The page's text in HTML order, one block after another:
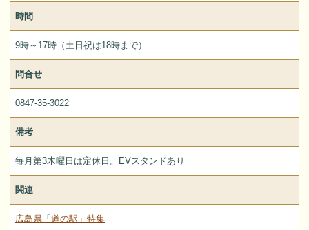
時間
9時～17時（土日祝は18時まで）
問合せ
0847-35-3022
備考
毎月第3木曜日は定休日。EVスタンドあり
関連
広島県「道の駅」特集